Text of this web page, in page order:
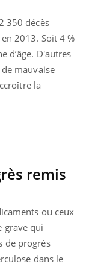
350 décès
2013. Soit 4 %
d’âge. D'autres
mauvaise
la
remis
ou ceux
grave qui
de progrès
dans le